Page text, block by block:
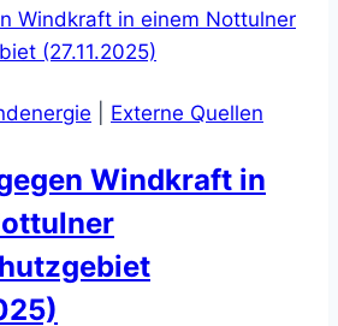
Externe Quellen
Windkraft in